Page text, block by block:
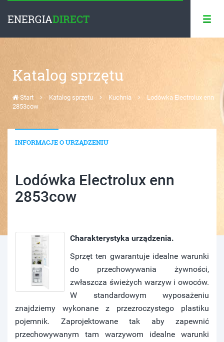
ENERGIADIRECT
Katalog sprzętu
Start Katalog sprzętu Kuchnia
Lodówka Electrolux enn
2853cow
INFORMACJE O URZĄDZENIU
Lodówka Electrolux enn
2853cow
Charakterystyka urządzenia.
Sprzęt ten gwarantuje idealne warunki
do przechowywania żywności,
zwłaszcza świeżych warzyw i owoców.
W standardowym wyposażeniu
znajdziemy wykonane z przezroczystego plastiku
pojemnik. Zaprojektowane tak aby zapewnić
przechowywanym tam warzywom idealne warunki